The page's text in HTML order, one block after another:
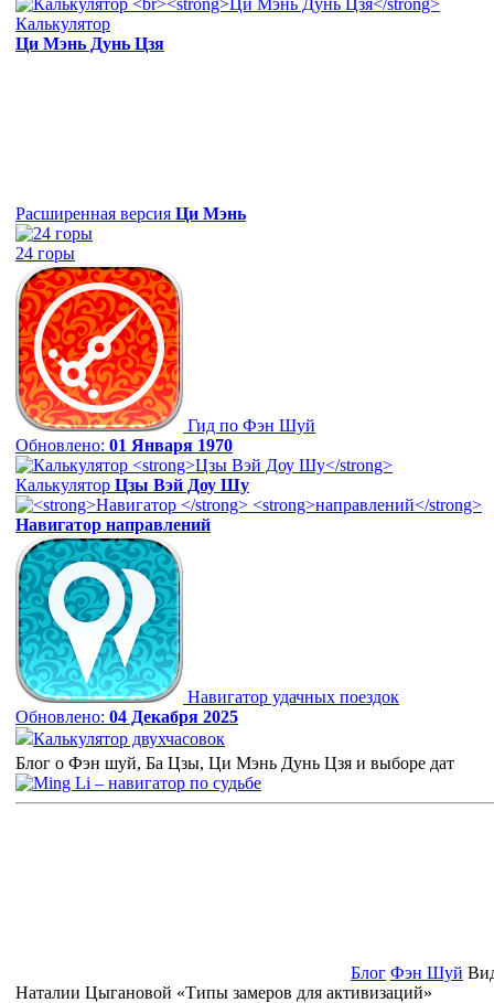
Калькулятор
Ци Мэнь Дунь Цзя
Расширенная версия Ци Мэнь
24 горы
Гид по Фэн Шуй
Обновлено: 01 Января 1970
Калькулятор Цзы Вэй Доу Шу
Навигатор направлений
Навигатор удачных поездок
Обновлено: 04 Декабря 2025
Калькулятор двухчасовок
Блог о Фэн шуй, Ба Цзы, Ци Мэнь Дунь Цзя и выборе дат
Блог Фэн Шуй
Наталии Цыгановой «Типы замеров для активизаций»